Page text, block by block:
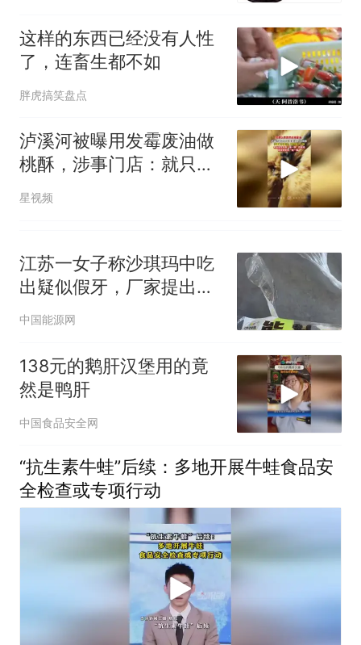
这样的东西已经没有人性
了，连畜生都不如
胖虎搞笑盘点
泸溪河被曝用发霉废油做
桃酥，涉事门店：就只做
了一锅
星视频
江苏一女子称沙琪玛中吃
出疑似假牙，厂家提出赔
付被拒，负责人：赔偿为
工厂已排查，不存在食品
安全问题
中国能源网
138元的鹅肝汉堡用的竟
然是鸭肝
中国食品安全网
“抗生素牛蛙”后续：多地开展牛蛙食品安
全检查或专项行动